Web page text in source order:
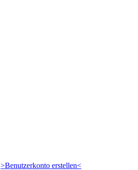
>Benutzerkonto erstellen<